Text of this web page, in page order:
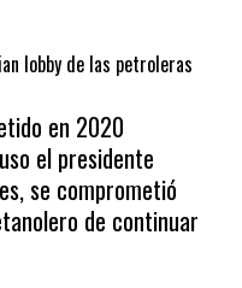
lobby de las petroleras
en 2020
el presidente
se comprometió
de continuar